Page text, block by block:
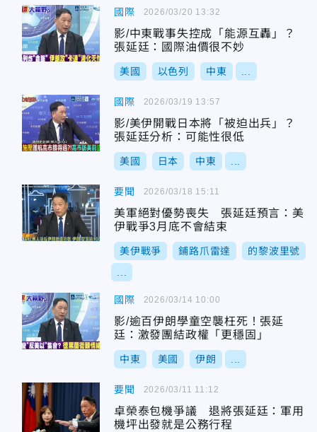
國際
影/中東戰事失控成「能源互轟」？
張延廷：國際油價很不妙
美國 以色列 中東
2026/03/20 13:32
國際
影/美伊開戰日本將「被迫出兵」？
張延廷分析：可能性很低
美國 日本 中東
2026/03/19 13:57
要聞
美軍絕對優勢喪失 張延廷預言：美
伊戰爭3月底不會結束
美伊戰爭 鋪路爪雷達 的黎波里號
2026/03/18 15:11
國際
影/逾百伊朗學童空襲枉死！張延
廷：激發團結政權「更穩固」
中東 美國 伊朗
2026/03/14 10:00
要聞
卓榮泰包機爭議 退將張延廷：軍用
機坪出發就是公務行程
2026/03/11 11:12